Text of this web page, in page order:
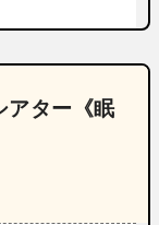
アター《眠